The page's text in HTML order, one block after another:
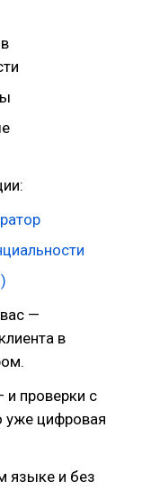
—
в
и проверки с
уже цифровая
языке и без